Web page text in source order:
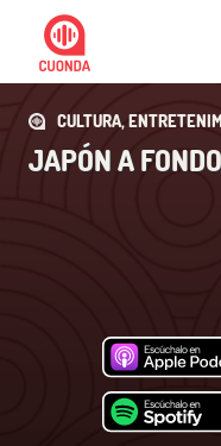
CULTURA,
JAPÓN A FONDO